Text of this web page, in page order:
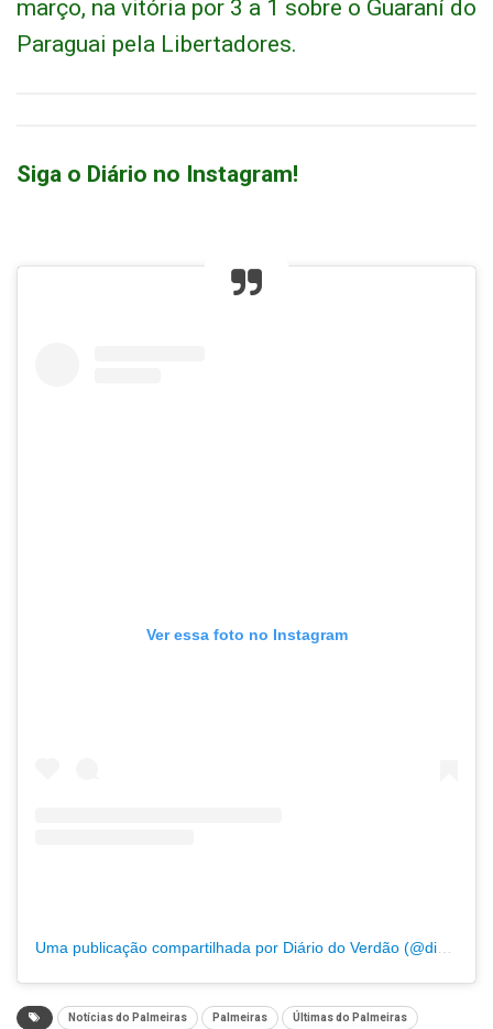
março, na vitória por 3 a 1 sobre o Guaraní do
Paraguai pela Libertadores.
Siga o Diário no Instagram!
Ver essa foto no Instagram
Notícias do Palmeiras Palmeiras Últimas do Palmeiras